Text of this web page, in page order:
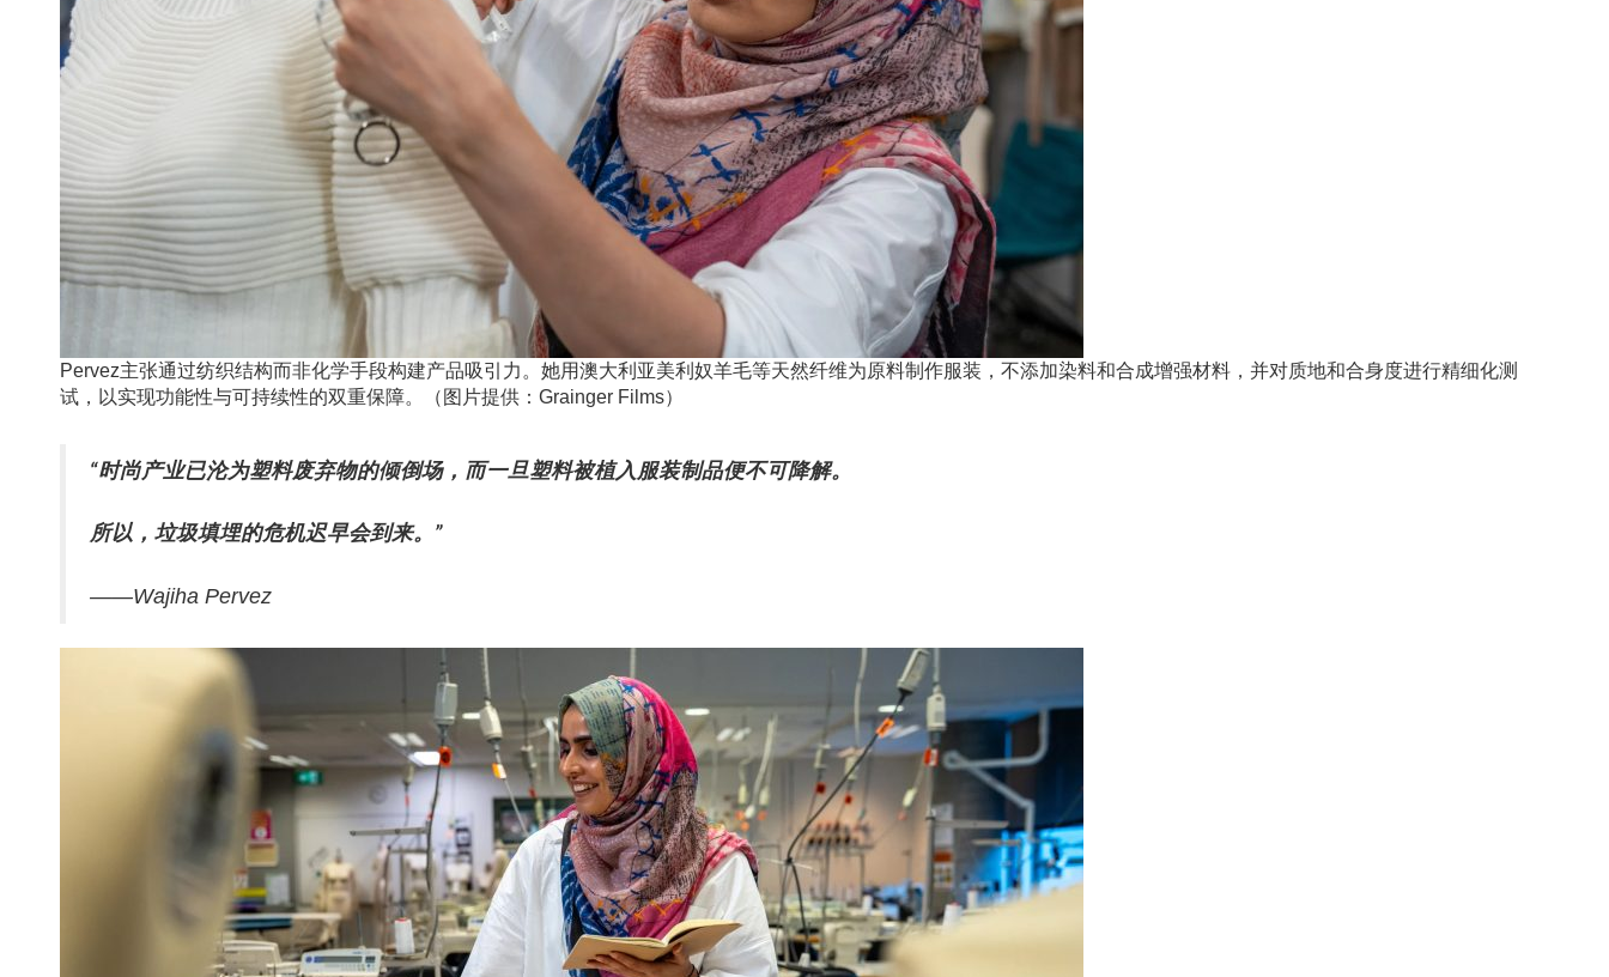
Pervez主张通过纺织结构而非化学手段构建产品吸引力。她用澳大利亚美利奴羊毛等天然纤维为原料制作服装，不添加染料和合成增强材料，并对质地和合身度进行精细化测
试，以实现功能性与可持续性的双重保障。（图片提供：Grainger Films）
“时尚产业已沦为塑料废弃物的倾倒场，而一旦塑料被植入服装制品便不可降解。
所以，垃圾填埋的危机迟早会到来。”
——Wajiha Pervez